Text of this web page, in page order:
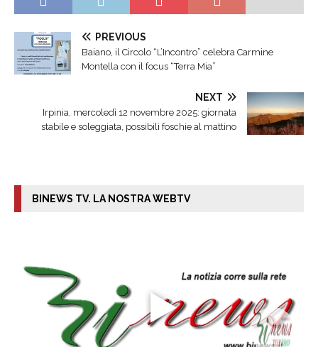
PREVIOUS
Baiano, il Circolo “L’Incontro” celebra Carmine
Montella con il focus “Terra Mia”
NEXT
Irpinia, mercoledì 12 novembre 2025: giornata
stabile e soleggiata, possibili foschie al mattino
BINEWS TV. LA NOSTRA WEBTV